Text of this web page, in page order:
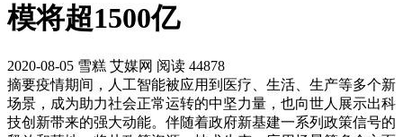
模将超1500亿
2020-08-05 雪糕 艾媒网 阅读 44878
摘要疫情期间，人工智能被应用到医疗、生活、生产等多个新
场景，成为助力社会正常运转的中坚力量，也向世人展示出科
技创新带来的强大动能。伴随着政府新基建一系列政策信号的